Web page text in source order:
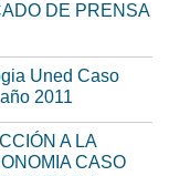
DE PRENSA
Uned Caso
2011
A LA
CASO